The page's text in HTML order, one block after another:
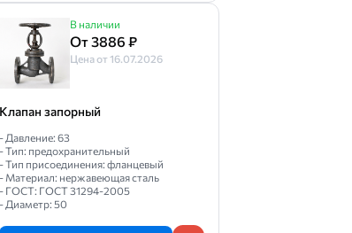
В наличии
От 3886 ₽
Цена от 16.07.2026
Клапан запорный
- Давление: 63
- Тип: предохранительный
- Тип присоединения: фланцевый
- Материал: нержавеющая сталь
- ГОСТ: ГОСТ 31294-2005
- Диаметр: 50